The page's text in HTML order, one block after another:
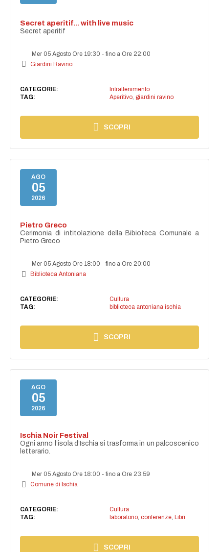
Secret aperitif... with live music
Secret aperitif
Mer 05 Agosto Ore 19:30 -fino a Ore 22:00
Giardini Ravino
CATEGORIE:
Intrattenimento
TAG:
Aperitivo, giardini ravino
SCOPRI
AGO
05
2026
Pietro Greco
Cerimonia di intitolazione della Bibioteca Comunale a
Pietro Greco
Mer 05 Agosto Ore 18:00 -fino a Ore 20:00
Biblioteca Antoniana
CATEGORIE:
Cultura
TAG:
biblioteca antoniana ischia
SCOPRI
AGO
05
2026
Ischia Noir Festival
Ogni anno l’isola d’Ischia si trasforma in un palcoscenico
letterario.
Mer 05 Agosto Ore 18:00 -fino a Ore 23:59
Comune di Ischia
CATEGORIE:
Cultura
TAG:
laboratorio, conferenze, Libri
SCOPRI